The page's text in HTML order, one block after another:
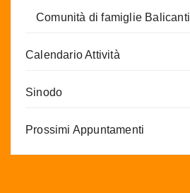
Comunità di famiglie Balicanti
Calendario Attività
Sinodo
Prossimi Appuntamenti